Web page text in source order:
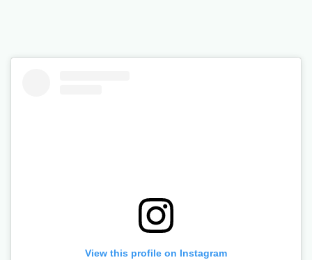
View this profile on Instagram